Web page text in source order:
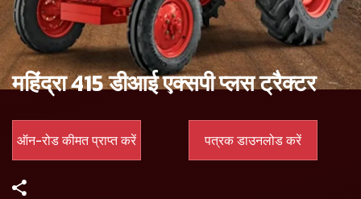
महिंद्रा 415 डीआई एक्सपी प्लस ट्रैक्टर
ऑन-रोड कीमत प्राप्त करें पत्रक डाउनलोड करें